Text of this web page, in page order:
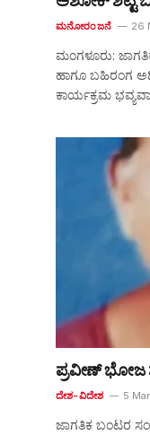
ಮನೋರಂಜನೆ 26
ಮಂಗಳೂರು:
ಹಾಗೂ ಬಹಿರಂಗ
ಕಾರ್ಯಕ್ರಮ
ಪ್ರವೀಣ್ ಭೋಜ
ದೇಶ-ವಿದೇಶ 5
ಜಾಗತಿಕ ಬಂಟರ